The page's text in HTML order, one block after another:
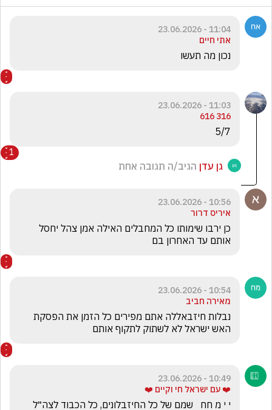
11:04 - 23.06.2026
אתי חיים
נכון מה תעשו
11:03 - 23.06.2026
316 616
5/7
1
גן עדן הגיב/ה תגובה אחת
10:56 - 23.06.2026
איריס דרור
אותם עד האחרון בם
10:54 - 23.06.2026
מאירה חביב
האש ישראל לא לשתוק לתקוף אותם
10:49 - 23.06.2026
❤️ עם ישראל חי וקיים ❤️